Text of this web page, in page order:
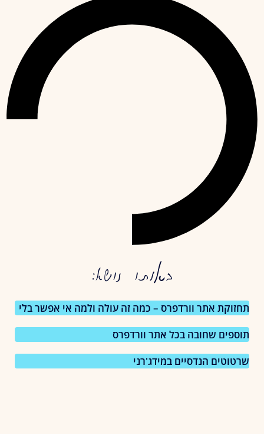
באותו נושא:
תחזוקת אתר וורדפרס – כמה זה עולה ולמה אי אפשר בלי
תוספים שחובה בכל אתר וורדפרס
שרטוטים הנדסיים במידג'רני